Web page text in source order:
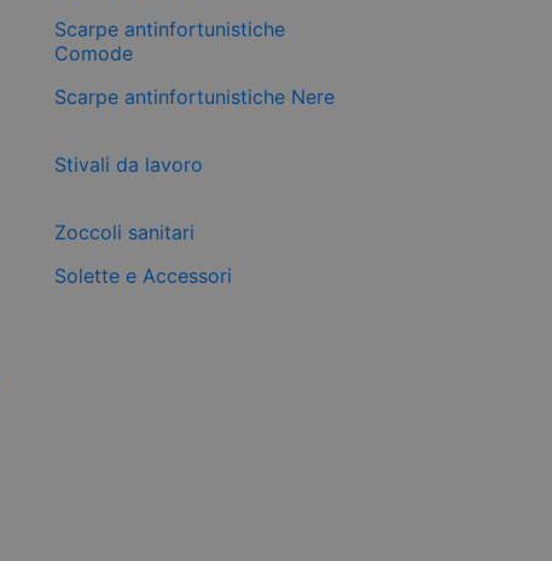
Scarpe antinfortunistiche
Comode
Scarpe antinfortunistiche Nere
Stivali da lavoro
Zoccoli sanitari
Solette e Accessori